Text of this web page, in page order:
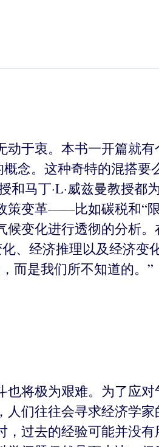
于衷。本书一开篇就
念。这种奇特的混搭
马丁·L·威兹曼教授都
策变革——比如碳税和“
变化进行透彻的分析。
、经济推理以及经济变
而是我们所不知道的。”
将极为艰难。为了应
们往往会寻求经济学
过去的经验可能并没